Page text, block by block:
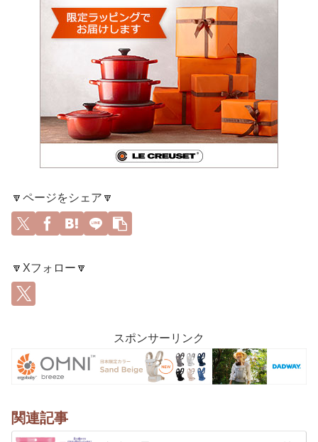
🔽ページをシェア🔽
🔽Xフォロー🔽
スポンサーリンク
関連記事